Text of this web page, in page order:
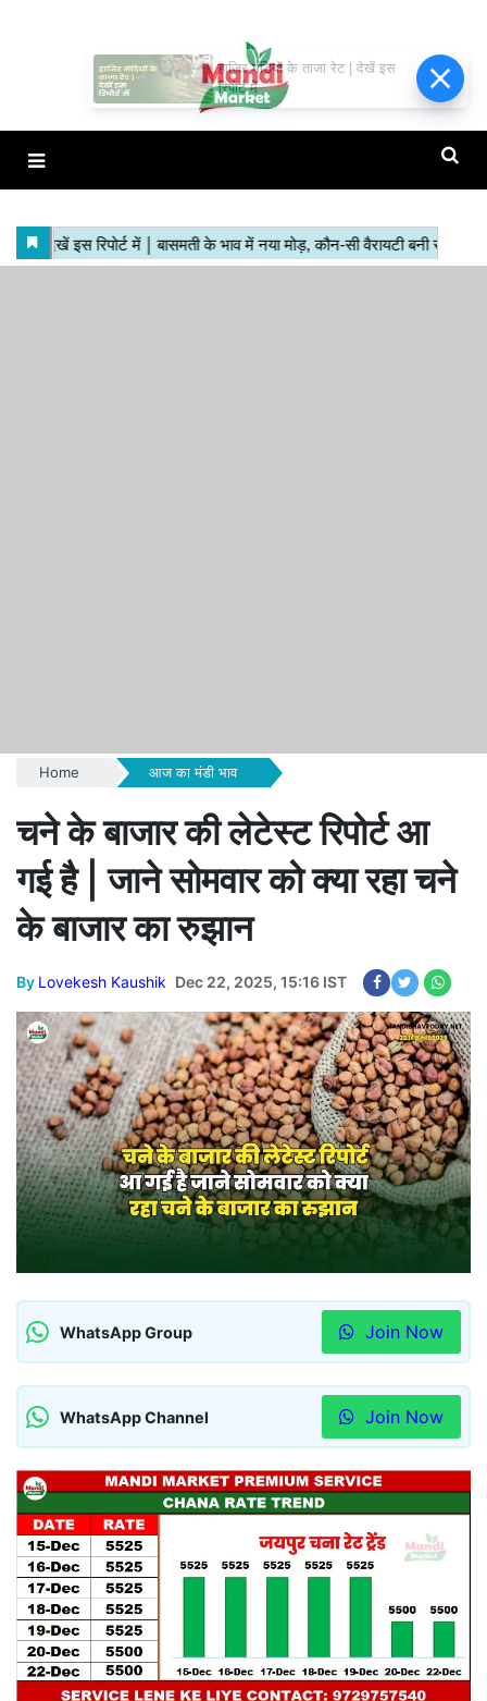
Home आज का मंडी भाव
चने के बाजार की लेटेस्ट रिपोर्ट आ
गई है | जाने सोमवार को क्या रहा चने
के बाजार का रुझान
By Lovekesh Kaushik Dec 22, 2025, 15:16 IST
WhatsApp Group Join Now
WhatsApp Channel Join Now
हाजिर मंडियों के ताजा रेट | देखें इस
रिपोर्ट में